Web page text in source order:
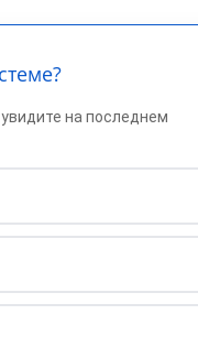
на последнем